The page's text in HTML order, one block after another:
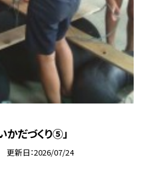
かだづくり⑤」
更新日 2026/07/24